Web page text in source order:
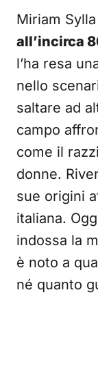
Miriam
all’incirca
l’ha resa
nello
saltare ad
campo
come il
donne.
sue origini
italiana.
indossa la
è noto a
né quanto